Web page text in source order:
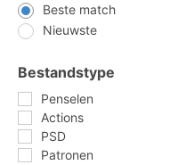
Beste match
Nieuwste
Bestandstype
Penselen
Actions
PSD
Patronen